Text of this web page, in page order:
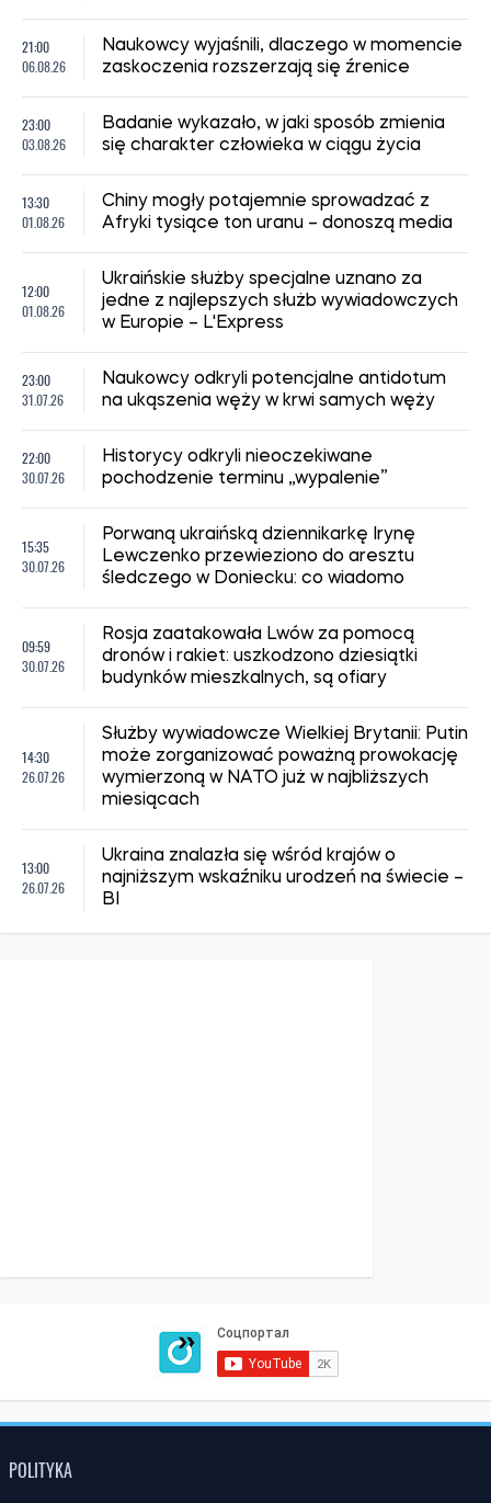
21:00
06.08.26
Naukowcy wyjaśnili, dlaczego w momencie
zaskoczenia rozszerzają się źrenice
23:00
03.08.26
Badanie wykazało, w jaki sposób zmienia
się charakter człowieka w ciągu życia
13:30
01.08.26
Chiny mogły potajemnie sprowadzać z
Afryki tysiące ton uranu – donoszą media
12:00
01.08.26
Ukraińskie służby specjalne uznano za
jedne z najlepszych służb wywiadowczych
w Europie – L'Express
23:00
31.07.26
Naukowcy odkryli potencjalne antidotum
na ukąszenia węży w krwi samych węży
22:00
30.07.26
Historycy odkryli nieoczekiwane
pochodzenie terminu „wypalenie”
15:35
30.07.26
Porwaną ukraińską dziennikarkę Irynę
Lewczenko przewieziono do aresztu
śledczego w Doniecku: co wiadomo
09:59
30.07.26
Rosja zaatakowała Lwów za pomocą
dronów i rakiet: uszkodzono dziesiątki
budynków mieszkalnych, są ofiary
14:30
26.07.26
Służby wywiadowcze Wielkiej Brytanii: Putin
może zorganizować poważną prowokację
wymierzoną w NATO już w najbliższych
miesiącach
13:00
26.07.26
Ukraina znalazła się wśród krajów o
najniższym wskaźniku urodzeń na świecie –
BI
POLITYKA